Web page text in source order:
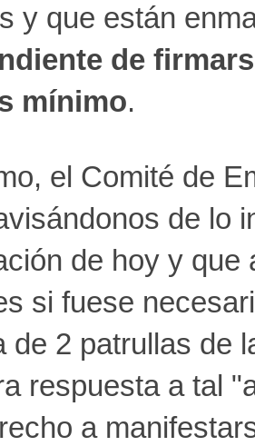
y que están
de
mínimo.
el Comité de
de lo
de hoy y
si fuese
de 2 patrullas de
respuesta a tal
a